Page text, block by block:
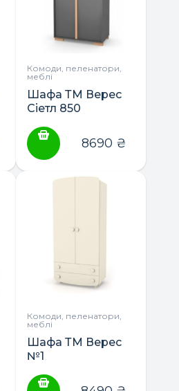
вибрати
сторінці
Комоди, пеленатори,
меблі
Шафа ТМ Верес
Сіетл 850
8690 ₴
Комоди, пеленатори,
меблі
Шафа ТМ Верес
№1